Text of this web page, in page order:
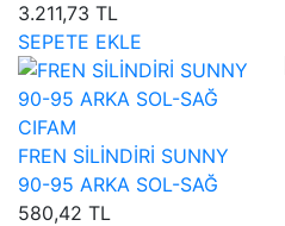
3.211,73 TL
SEPETE EKLE
CIFAM
FREN SİLİNDİRİ SUNNY
90-95 ARKA SOL-SAĞ
580,42 TL